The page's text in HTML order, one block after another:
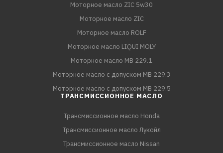
Моторное масло ZIC 5w30
Моторное масло ZIC
Моторное масло ROLF
Моторное масло LIQUI MOLY
Моторное масло MB 229.1
Моторное масло с допуском MB 229.3
Моторное масло с допуском MB 229.5
ТРАНСМИССИОННОЕ МАСЛО
Трансмиссионное масло Honda
Трансмиссионное масло Лукойл
Трансмиссионное масло Nissan